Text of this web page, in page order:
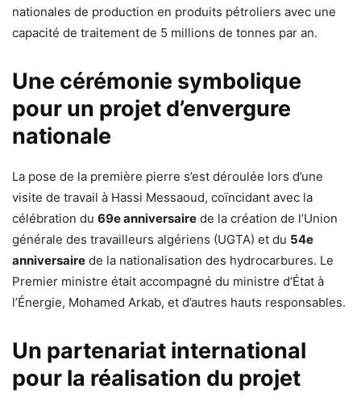
nationales de production en produits pétroliers avec une
capacité de traitement de 5 millions de tonnes par an.
Une cérémonie symbolique
pour un projet d’envergure
nationale
La pose de la première pierre s’est déroulée lors d’une
visite de travail à Hassi Messaoud, coïncidant avec la
célébration du 69e anniversaire de la création de l’Union
générale des travailleurs algériens (UGTA) et du 54e
anniversaire de la nationalisation des hydrocarbures. Le
Premier ministre était accompagné du ministre d’État à
l’Énergie, Mohamed Arkab, et d’autres hauts responsables.
Un partenariat international
pour la réalisation du projet